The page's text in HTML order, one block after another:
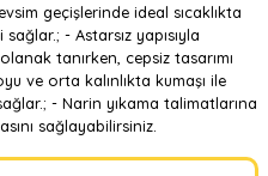
geçişlerinde ideal sıcaklıkta
- Astarsız yapısıyla
tanırken, cepsiz tasarımı
ve orta kalınlıkta kumaşı ile
- Narin yıkama talimatlarına
sağlayabilirsiniz.